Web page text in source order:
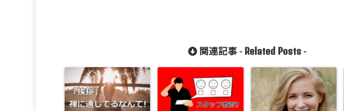
関連記事 - Related Posts-